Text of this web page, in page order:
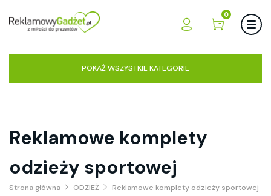
0
POKAŻ WSZYSTKIE KATEGORIE
Reklamowe komplety
odzieży sportowej
Strona główna ODZIEŻ Reklamowe komplety odzieży sportowej